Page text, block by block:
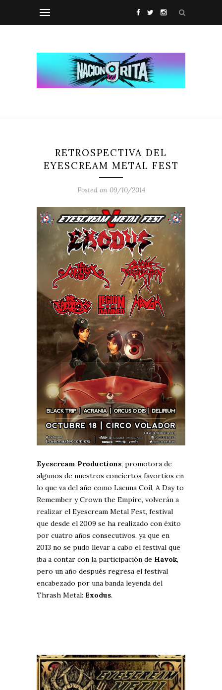
RETROSPECTIVA DEL
EYESCREAM METAL FEST
Posted on 09/10/2014
Eyescream Productions, promotora de
algunos de nuestros conciertos favortios en
lo que va del año como Lacuna Coil, A Day to
Remember y Crown the Empire, volverán a
realizar el Eyescream Metal Fest, festival
que desde el 2009 se ha realizado con éxito
por cuatro años consecutivos, ya que en
2013 no se pudo llevar a cabo el festival que
iba a contar con la participación de Havok,
pero un año después regresa el festival
encabezado por una banda leyenda del
Thrash Metal: Exodus.